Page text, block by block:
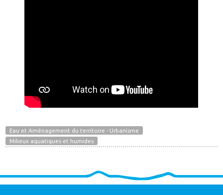
Eau et Aménagement du territoire - Urbanisme
Milieux aquatiques et humides